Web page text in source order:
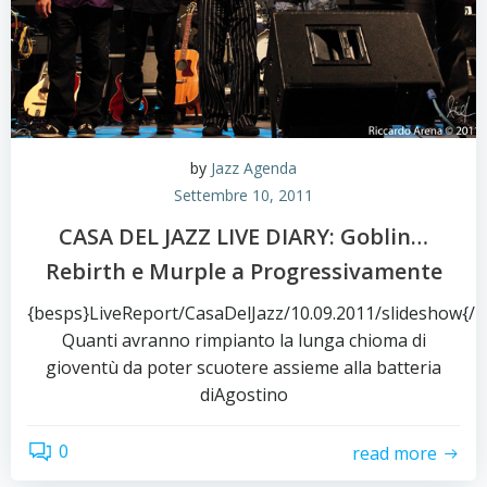
by Jazz Agenda
Settembre 10, 2011
CASA DEL JAZZ LIVE DIARY: Goblin…
Rebirth e Murple a Progressivamente
{besps}LiveReport/CasaDelJazz/10.09.2011/slideshow{/
Quanti avranno rimpianto la lunga chioma di
gioventù da poter scuotere assieme alla batteria
diAgostino
0 read more